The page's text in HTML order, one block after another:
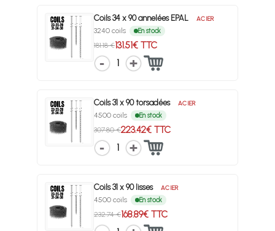
Coils 34 x 90 annelées EPAL ACIER
3240 coils En stock
181.18 €131.51€ TTC
1
Coils 31 x 90 torsadées ACIER
4500 coils En stock
307.80 €223.42€ TTC
1
Coils 31 x 90 lisses ACIER
4500 coils En stock
232.74 €168.89€ TTC